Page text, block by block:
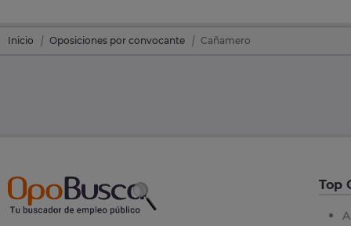
Inicio Oposiciones por convocante Cañamero
Top